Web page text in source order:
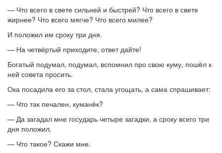
— Что всего в свете сильней и быстрей? Что всего в свете
жирнее? Что всего мягче? Что всего милее?
И положил им сроку три дня.
— На четвёртый приходите, ответ дайте!
Богатый подумал, подумал, вспомнил про свою куму, пошёл к
ней совета просить.
Ока посадила его за стол, стала угощать, а сама спрашивает:
— Что так печален, куманёк?
— Да загадал мне государь четыре загадки, а сроку всего три
дня положил.
— Что такое? Скажи мне.